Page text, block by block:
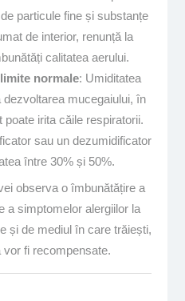
particule fine și substanțe
de interior, renunță la
calitatea aerului.
normale: Umiditatea
mucegaiului, în
irita căile respiratorii.
sau un dezumidificator
între 30% și 50%.
observa o îmbunătățire a
a simptomelor alergiilor la
și de mediul în care trăiești,
vor fi recompensate.